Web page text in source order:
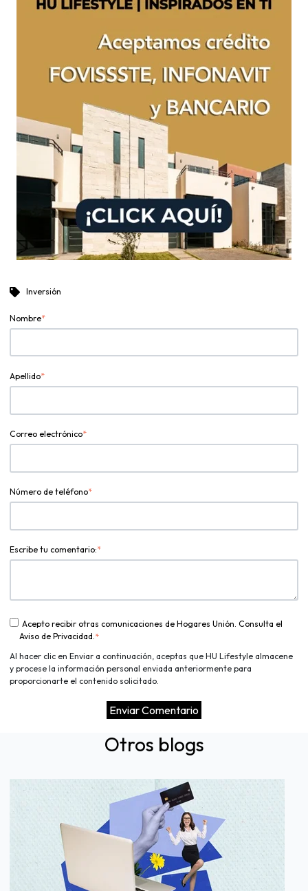
Inversión
Nombre*
Apellido*
Correo electrónico*
Número de teléfono*
Escribe tu comentario:*
Acepto recibir otras comunicaciones de Hogares Unión. Consulta el
Aviso de Privacidad.*
Al hacer clic en Enviar a continuación, aceptas que HU Lifestyle almacene
y procese la información personal enviada anteriormente para
proporcionarte el contenido solicitado.
Otros blogs